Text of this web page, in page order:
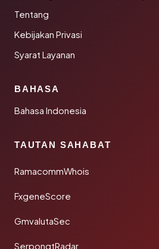
Tentang
Kebijakan Privasi
Syarat Layanan
BAHASA
Bahasa Indonesia
TAUTAN SAHABAT
RamacommWhois
FxgeneScore
GmvalutaSec
SerpongtRadar